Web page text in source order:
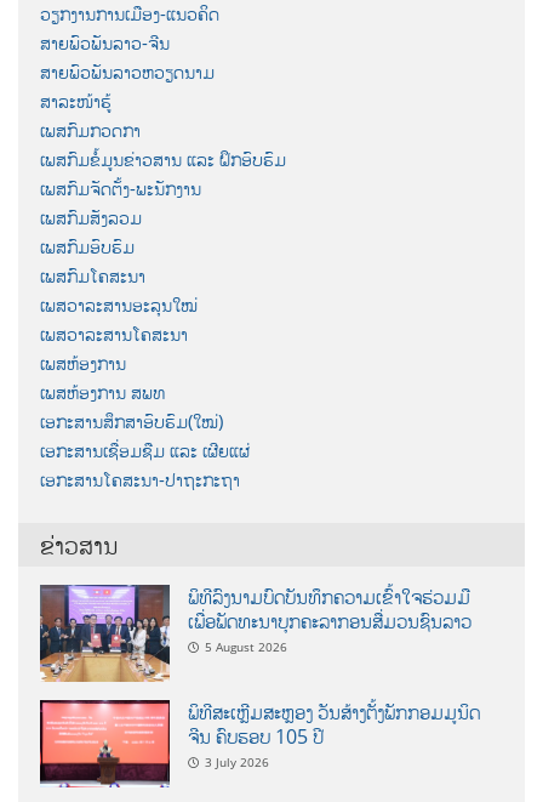
ວຽກງານການເມືອງ-ແນວຄິດ
ສາຍພົວພັນລາວ-ຈີນ
ສາຍພົວພັນລາວຫວຽດນາມ
ສາລະໜ້າຮູ້
ເພສກົມກວດກາ
ເພສກົມຂໍ້ມູນຂ່າວສານ ແລະ ຝຶກອົບຮົມ
ເພສກົມຈັດຕັ້ງ-ພະນັກງານ
ເພສກົມສັງລວມ
ເພສກົມອົບຮົມ
ເພສກົມໂຄສະນາ
ເພສວາລະສານອະລຸນໃໝ່
ເພສວາລະສານໂຄສະນາ
ເພສຫ້ອງການ
ເພສຫ້ອງການ ສພທ
ເອກະສານສຶກສາອົບຮົມ(ໃໝ່)
ເອກະສານເຊື່ອມຊືມ ແລະ ເຜີຍແຜ່
ເອກະສານໂຄສະນາ-ປາຖະກະຖາ
ຂ່າວສານ
ພິທີລົງນາມບົດບັນທຶກຄວາມເຂົ້າໃຈຮ່ວມມື
ເພື່ອພັດທະນາບຸກຄະລາກອນສື່ມວນຊົນລາວ
5 August 2026
ພິທີສະເຫຼີມສະຫຼອງ ວັນສ້າງຕັ້ງພັກກອມມູນິດ
ຈີນ ຄົບຮອບ 105 ປີ
3 July 2026